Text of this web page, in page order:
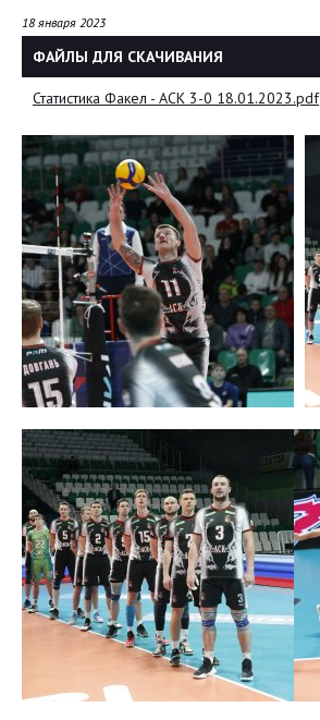
18 января 2023
ФАЙЛЫ ДЛЯ СКАЧИВАНИЯ
Статистика Факел - АСК 3-0 18.01.2023.pdf